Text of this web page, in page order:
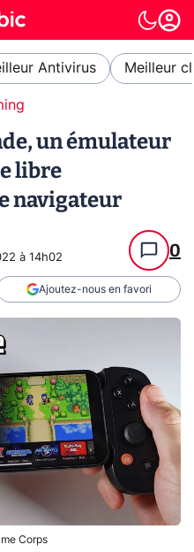
Antivirus Meilleur
un émulateur
libre
navigateur
à 14h02 0
Ajoutez-nous en favori
Corps